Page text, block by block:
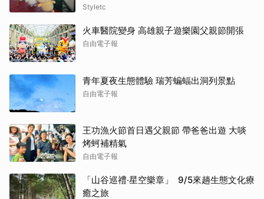
Styletc
火車醫院變身 高雄親子遊樂園父親節開張
自由電子報
青年夏夜生態體驗 瑞芳蝙蝠出洞列景點
自由電子報
王功漁火節首日遇父親節 帶爸爸出遊 大啖
烤蚵補精氣
自由電子報
「山谷巡禮‧星空樂章」 9/5來趟生態文化療
癒之旅